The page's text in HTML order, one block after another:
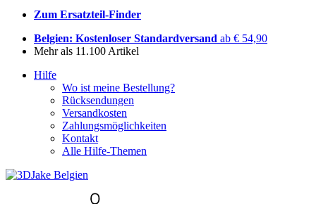
Zum Ersatzteil-Finder
Belgien: Kostenloser Standardversand ab € 54,90
Mehr als 11.100 Artikel
Hilfe
Wo ist meine Bestellung?
Rücksendungen
Versandkosten
Zahlungsmöglichkeiten
Kontakt
Alle Hilfe-Themen